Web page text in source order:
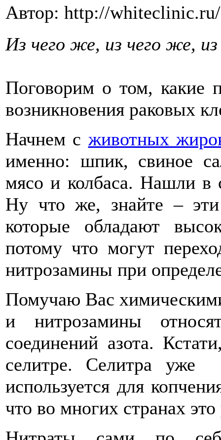
Автор: http://
Из чего же, из чего же,
Поговорим о том, какие
возникновения раковых
Начнем с животных
именно: шпик, свиное
мясо и колбаса. Нашли в
Ну что же, знайте – эти
которые обладают
потому что могут
нитрозамины при
Помучаю Вас
и нитрозамины
соединений азота.
селитре. Селитра уже
используется для
что во многих странах